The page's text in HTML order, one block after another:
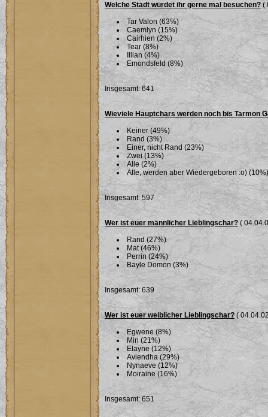
Welche Stadt würdet ihr gerne mal besuchen? (
Tar Valon (63%)
Caemlyn (15%)
Cairhien (2%)
Tear (8%)
Illian (4%)
Emondsfeld (8%)
Insgesamt: 641
Wieviele Hauptchars werden noch bis Tarmon
Keiner (49%)
Rand (3%)
Einer, nicht Rand (23%)
Zwei (13%)
Alle (2%)
Alle, werden aber Wiedergeboren :o) (10%)
Insgesamt: 597
Wer ist euer männlicher Lieblingschar? (
Rand (27%)
Mat (46%)
Perrin (24%)
Bayle Domon (3%)
Insgesamt: 639
Wer ist euer weiblicher Lieblingschar?(
Egwene (8%)
Min (21%)
Elayne (12%)
Aviendha (29%)
Nynaeve (12%)
Moiraine (16%)
Insgesamt: 651